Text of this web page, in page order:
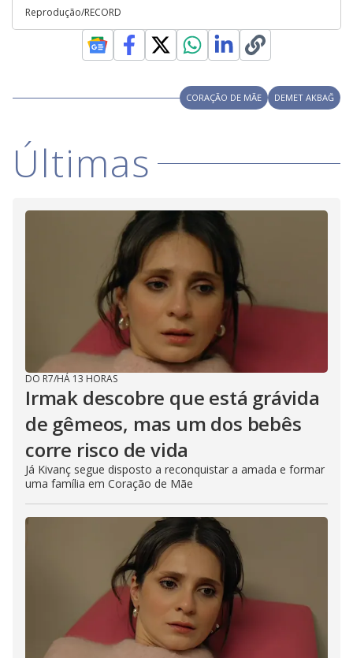
Reprodução/RECORD
CORAÇÃO DE MÃE DEMET AKBAĞ
Últimas
DO R7/HÁ 13 HORAS
Irmak descobre que está grávida
de gêmeos, mas um dos bebês
corre risco de vida
Já Kivanç segue disposto a reconquistar a amada e formar
uma família em Coração de Mãe